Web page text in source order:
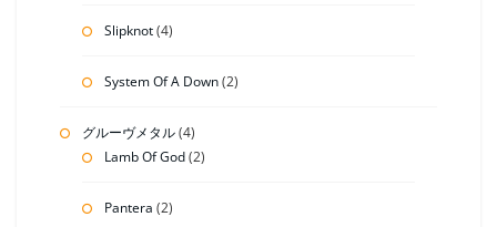
Slipknot(4)
System Of A Down(2)
グルーヴメタル(4)
Lamb Of God(2)
Pantera (2)